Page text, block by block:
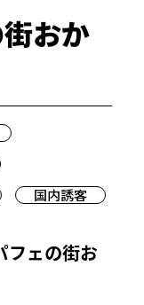
おか
国内誘客
フェの街お